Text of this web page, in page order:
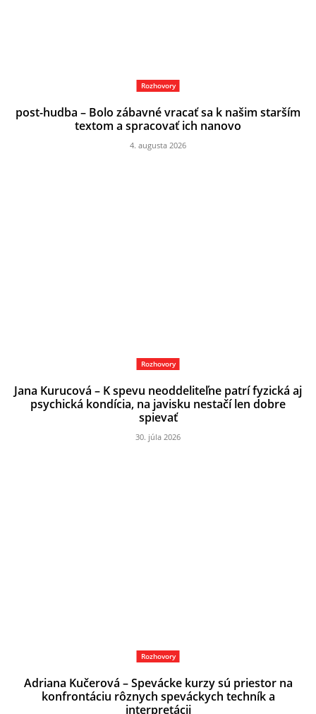
Rozhovory
post-hudba – Bolo zábavné vracať sa k našim starším
textom a spracovať ich nanovo
4. augusta 2026
Rozhovory
Jana Kurucová – K spevu neoddeliteľne patrí fyzická aj
psychická kondícia, na javisku nestačí len dobre
spievať
30. júla 2026
Rozhovory
Adriana Kučerová – Spevácke kurzy sú priestor na
konfrontáciu rôznych speváckych techník a
interpretácii